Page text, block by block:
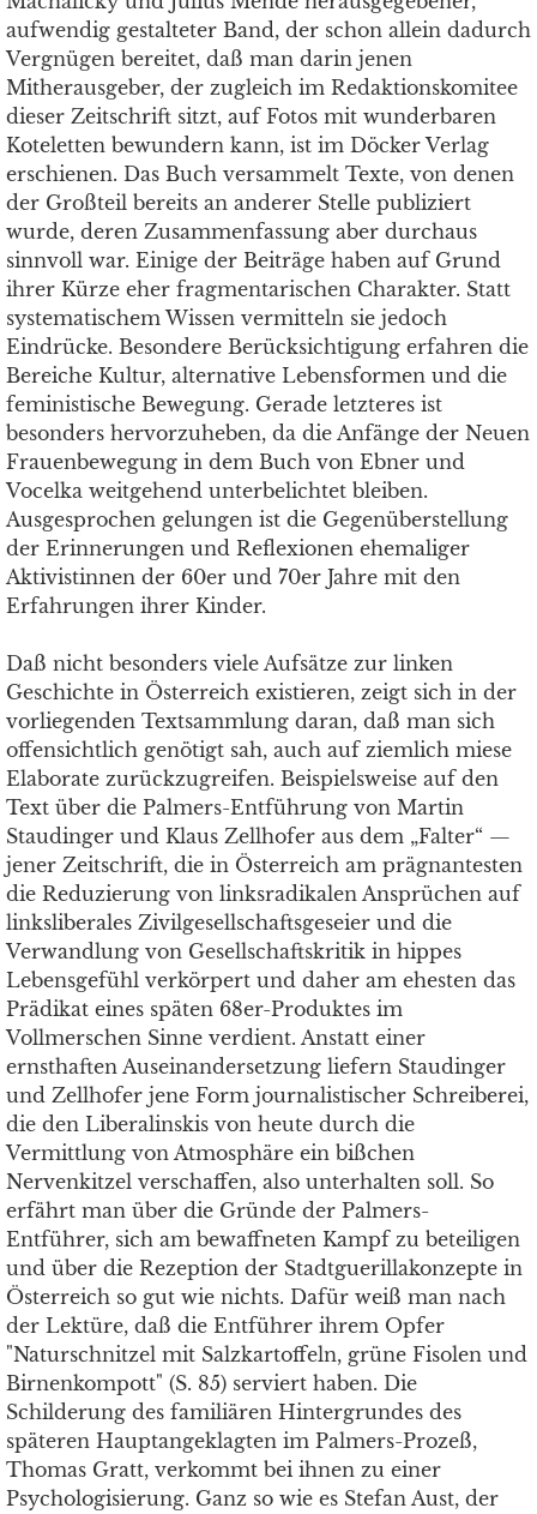
aufwendig gestalteter Band, der schon allein dadurch
Vergnügen bereitet, daß man darin jenen
Mitherausgeber, der zugleich im Redaktionskomitee
dieser Zeitschrift sitzt, auf Fotos mit wunderbaren
Koteletten bewundern kann, ist im Döcker Verlag
erschienen. Das Buch versammelt Texte, von denen
der Großteil bereits an anderer Stelle publiziert
wurde, deren Zusammenfassung aber durchaus
sinnvoll war. Einige der Beiträge haben auf Grund
ihrer Kürze eher fragmentarischen Charakter. Statt
systematischem Wissen vermitteln sie jedoch
Eindrücke. Besondere Berücksichtigung erfahren die
Bereiche Kultur, alternative Lebensformen und die
feministische Bewegung. Gerade letzteres ist
besonders hervorzuheben, da die Anfänge der Neuen
Frauenbewegung in dem Buch von Ebner und
Vocelka weitgehend unterbelichtet bleiben.
Ausgesprochen gelungen ist die Gegenüberstellung
der Erinnerungen und Reflexionen ehemaliger
Aktivistinnen der 60er und 70er Jahre mit den
Erfahrungen ihrer Kinder.
Daß nicht besonders viele Aufsätze zur linken
Geschichte in Österreich existieren, zeigt sich in der
vorliegenden Textsammlung daran, daß man sich
offensichtlich genötigt sah, auch auf ziemlich miese
Elaborate zurückzugreifen. Beispielsweise auf den
Text über die Palmers-Entführung von Martin
Staudinger und Klaus Zellhofer aus dem „Falter“ —
jener Zeitschrift, die in Österreich am prägnantesten
die Reduzierung von linksradikalen Ansprüchen auf
linksliberales Zivilgesellschaftsgeseier und die
Verwandlung von Gesellschaftskritik in hippes
Lebensgefühl verkörpert und daher am ehesten das
Prädikat eines späten 68er-Produktes im
Vollmerschen Sinne verdient. Anstatt einer
ernsthaften Auseinandersetzung liefern Staudinger
und Zellhofer jene Form journalistischer Schreiberei,
die den Liberalinskis von heute durch die
Vermittlung von Atmosphäre ein bißchen
Nervenkitzel verschaffen, also unterhalten soll. So
erfährt man über die Gründe der Palmers-
Entführer, sich am bewaffneten Kampf zu beteiligen
und über die Rezeption der Stadtguerillakonzepte in
Österreich so gut wie nichts. Dafür weiß man nach
der Lektüre, daß die Entführer ihrem Opfer
"Naturschnitzel mit Salzkartoffeln, grüne Fisolen und
Birnenkompott" (S. 85) serviert haben. Die
Schilderung des familiären Hintergrundes des
späteren Hauptangeklagten im Palmers-Prozeß,
Thomas Gratt, verkommt bei ihnen zu einer
Psychologisierung. Ganz so wie es Stefan Aust, der